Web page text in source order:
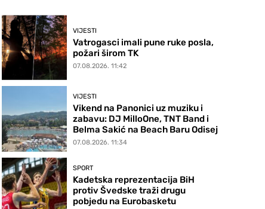
VIJESTI
Vatrogasci imali pune ruke posla,
požari širom TK
07.08.2026. 11:42
VIJESTI
Vikend na Panonici uz muziku i
zabavu: DJ MilloOne, TNT Band i
Belma Sakić na Beach Baru Odisej
07.08.2026. 11:34
SPORT
Kadetska reprezentacija BiH
protiv Švedske traži drugu
pobjedu na Eurobasketu